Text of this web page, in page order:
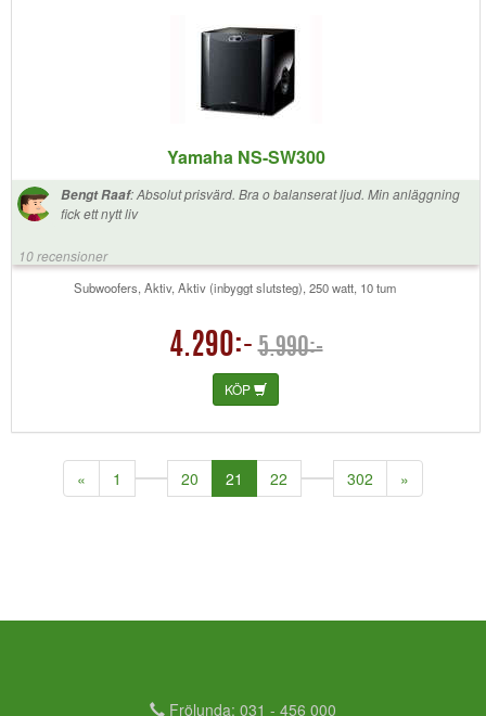
Yamaha NS-SW300
Bengt Raaf:Absolut prisvärd. Bra o balanserat ljud. Min anläggning
fick ett nytt liv
10 recensioner
Subwoofers, Aktiv, Aktiv (inbyggt slutsteg), 250 watt, 10 tum
4.290:- 5.990:-
KÖP
« 1 20 21 (current)
22 302 »
Frölunda: 031 - 456 000